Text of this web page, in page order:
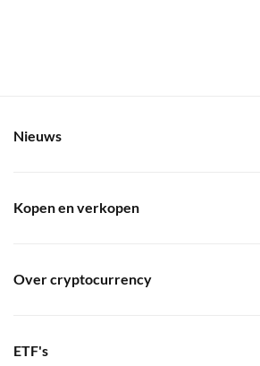
Nieuws
Kopen en verkopen
Over cryptocurrency
ETF's